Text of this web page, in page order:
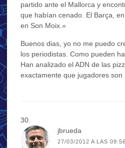
partido ante el Mallorca y
que habían cenado. El Barça,
en Son Moix.»
Buenos dias, yo no me puedo
los periodistas. Como pueden
Han analizado el ADN de las
exactamente que jugadores son
jbrueda
27/03/2012 A LAS 09:56